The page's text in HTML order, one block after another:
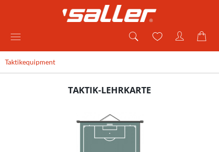
Taktikequipment
TAKTIK-LEHRKARTE